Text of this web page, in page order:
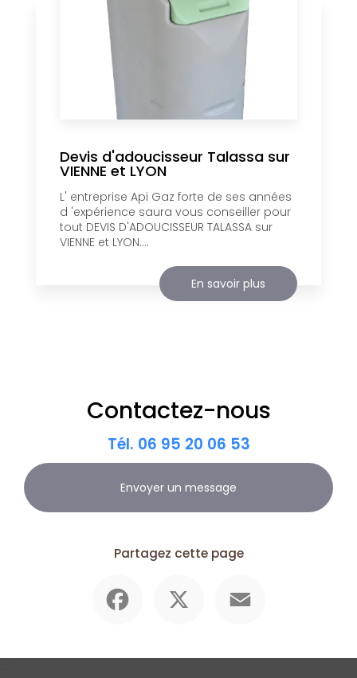
Devis d'adoucisseur Talassa sur
VIENNE et LYON
L' entreprise Api Gaz forte de ses années
d 'expérience saura vous conseiller pour
tout DEVIS D'ADOUCISSEUR TALASSA sur
VIENNE et LYON....
En savoir plus
Contactez-nous
Tél. 06 95 20 06 53
Envoyer un message
Partagez cette page